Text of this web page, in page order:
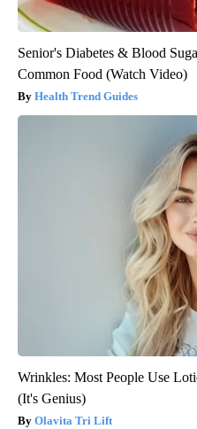
Senior's Diabetes & Blood
Common Food (Watch Video)
Health Trend Guides
Wrinkles: Most People Use
(It's Genius)
Olavita Tri Lift